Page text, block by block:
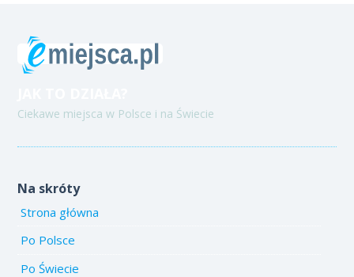
Ciekawe miejsca w Polsce i na Świecie
Na skróty
Strona główna
Po Polsce
Po Świecie